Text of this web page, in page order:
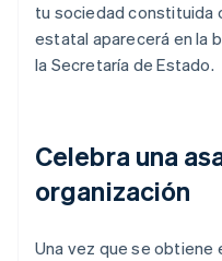
tu sociedad constituida
estatal aparecerá en la
la Secretaría de Estado.
Celebra una
organización
Una vez que se